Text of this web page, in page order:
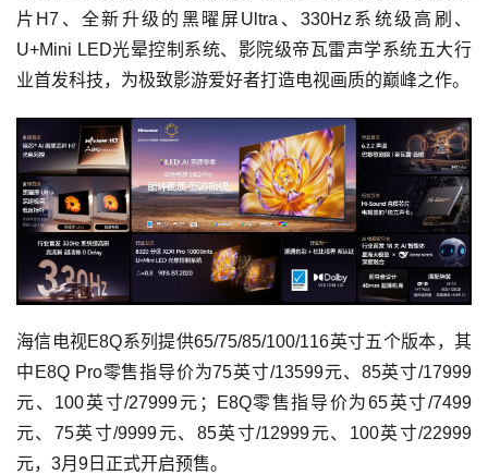
片H7、全新升级的黑曜屏Ultra、330Hz系统级高刷、
U+Mini LED光晕控制系统、影院级帝瓦雷声学系统五大行
业首发科技，为极致影游爱好者打造电视画质的巅峰之作。
海信电视E8Q系列提供65/75/85/100/116英寸五个版本，其
中E8Q Pro零售指导价为75英寸/13599元、85英寸/17999
元、100英寸/27999元；E8Q零售指导价为65英寸/7499
元、75英寸/9999元、85英寸/12999元、100英寸/22999
元，3月9日正式开启预售。